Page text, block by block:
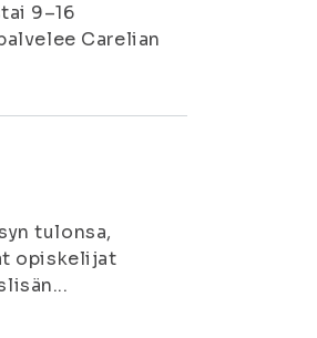
9–16
Carelian
tulonsa,
opiskelijat